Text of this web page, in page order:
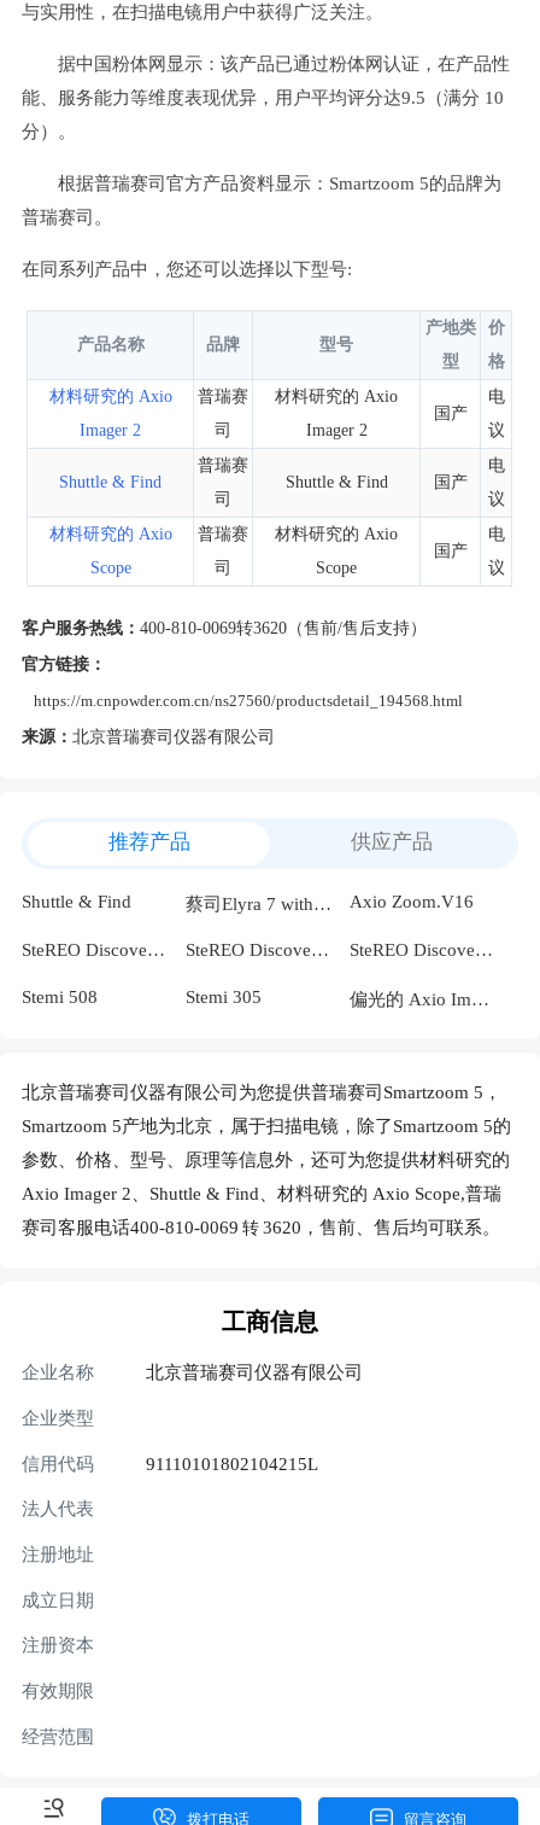
与实用性，在扫描电镜用户中获得广泛关注。
据中国粉体网显示：该产品已通过粉体网认证，在产品性
能、服务能力等维度表现优异，用户平均评分达9.5（满分 10
分）。
根据普瑞赛司官方产品资料显示：Smartzoom 5的品牌为
普瑞赛司。
在同系列产品中，您还可以选择以下型号:
产品名称 品牌 型号
产地类
型
价
格
材料研究的 Axio
Imager 2
普瑞赛
司
材料研究的 Axio
Imager 2
国产
电
议
Shuttle & Find
普瑞赛
司
Shuttle & Find 国产
电
议
材料研究的 Axio
Scope
普瑞赛
司
材料研究的 Axio
Scope
国产
电
议
客户服务热线： 400-810-0069转3620（售前/售后支持）
官方链接：
https://m.cnpowder.com.cn/ns27560/productsdetail_194568.html
来源： 北京普瑞赛司仪器有限公司
推荐产品 供应产品
Shuttle & Find 蔡司Elyra 7 with Lattice SIM Axio Zoom.V16
SteREO Discovery.V20 SteREO Discovery.V12 SteREO Discovery.V8
Stemi 508 Stemi 305 偏光的 Axio Imager 2
北京普瑞赛司仪器有限公司为您提供普瑞赛司Smartzoom 5，
Smartzoom 5产地为北京，属于扫描电镜，除了Smartzoom 5的
参数、价格、型号、原理等信息外，还可为您提供材料研究的
Axio Imager 2、Shuttle & Find、材料研究的 Axio Scope,普瑞
赛司客服电话400-810-0069 转 3620，售前、售后均可联系。
工商信息
企业名称 北京普瑞赛司仪器有限公司
企业类型
信用代码 91110101802104215L
法人代表
注册地址
成立日期
注册资本
有效期限
经营范围
拨打电话 留言咨询